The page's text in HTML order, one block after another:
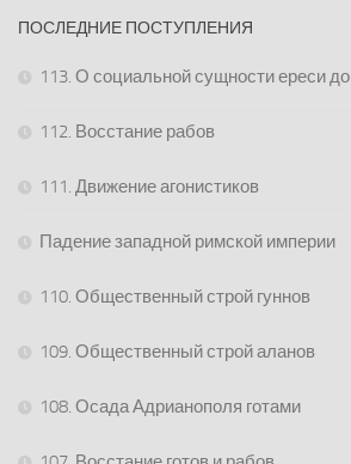
ПОСЛЕДНИЕ ПОСТУПЛЕНИЯ
113. О социальной сущности ереси
112. Восстание рабов
111. Движение агонистиков
Падение западной римской империи
110. Общественный строй гуннов
109. Общественный строй аланов
108. Осада Адрианополя готами